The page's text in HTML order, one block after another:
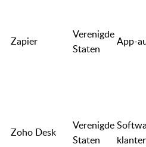
Zapier
Verenigde
Staten
App-
Zoho Desk
Verenigde
Staten